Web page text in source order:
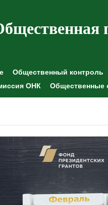
Общественный контроль
ОНК Общественные